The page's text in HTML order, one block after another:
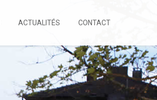
ACTUALITÉS CONTACT